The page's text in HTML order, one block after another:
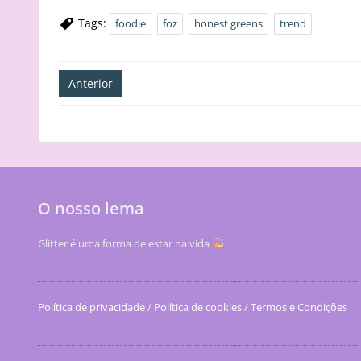
Tags: foodie foz honest greens trend
Navegação
de
Anterior
O nosso lema
Glitter é uma forma de estar na vida
Política de privacidade/ Política de cookies/Termos e Condições